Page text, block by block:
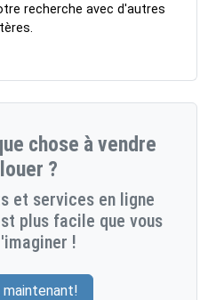
recherche avec d'autres
chose à vendre
?
et services en ligne
plus facile que vous
!
maintenant!